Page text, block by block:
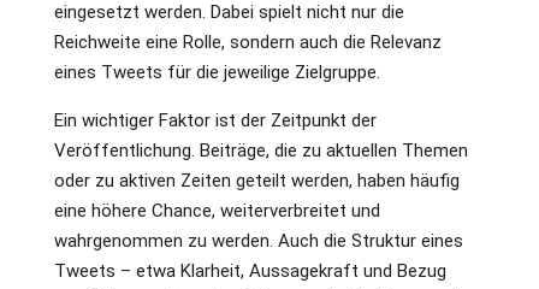
eingesetzt werden. Dabei spielt nicht nur die
Reichweite eine Rolle, sondern auch die Relevanz
eines Tweets für die jeweilige Zielgruppe.
Ein wichtiger Faktor ist der Zeitpunkt der
Veröffentlichung. Beiträge, die zu aktuellen Themen
oder zu aktiven Zeiten geteilt werden, haben häufig
eine höhere Chance, weiterverbreitet und
wahrgenommen zu werden. Auch die Struktur eines
Tweets – etwa Klarheit, Aussagekraft und Bezug